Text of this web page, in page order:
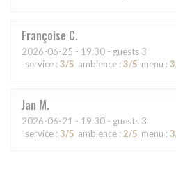
Françoise C
2026-06-25 - 19:30 - guests 3
service : 3/5 ambience : 3/5 menu : 3
Jan M
2026-06-21 - 19:30 - guests 3
service : 3/5 ambience : 2/5 menu : 3